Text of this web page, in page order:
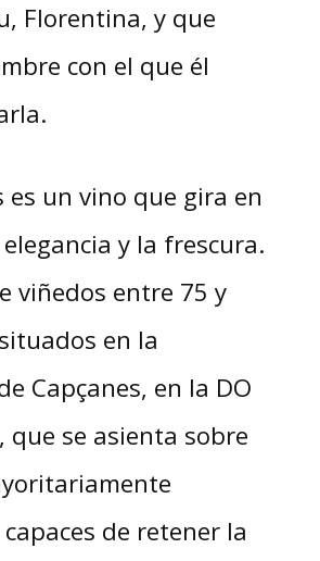
Florentina, y que
con el que él
es un vino que gira en
y la frescura.
viñedos entre 75 y
en la
Capçanes, en la DO
que se asienta sobre
de retener la